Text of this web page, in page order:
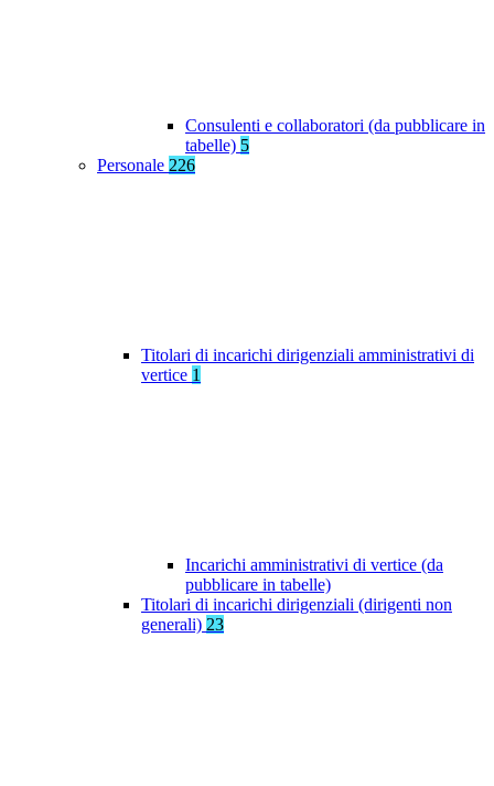
Consulenti e collaboratori (da pubblicare in
tabelle) 5
Personale 226
Titolari di incarichi dirigenziali amministrativi di
vertice 1
Incarichi amministrativi di vertice (da
pubblicare in tabelle)
Titolari di incarichi dirigenziali (dirigenti non
generali) 23